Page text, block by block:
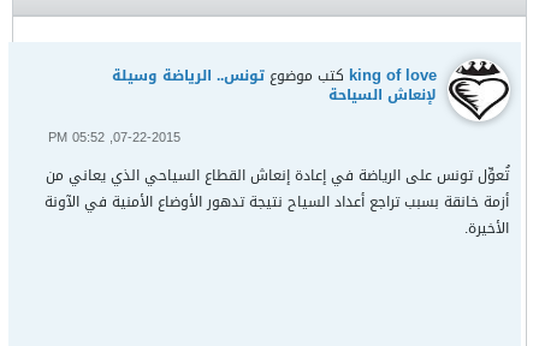
king of love كتب موضوعتونس.. الرياضة وسيلة
لإنعاش السياحة
07-22-2015, 05:52 PM
تُعوِّل تونس على الرياضة في إعادة إنعاش القطاع السياحي الذي يعاني من
أزمة خانقة بسبب تراجع أعداد السياح نتيجة تدهور الأوضاع الأمنية في الآونة
الأخيرة.